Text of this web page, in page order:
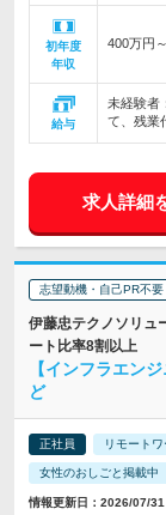
初年度
年収
400万円
給与
未経験者
て、残業
求人詳細
志望動機・自己PR不要
伊藤忠テクノソリュ
ート比率8割以上
【インフラエン
ど
正社員 リモート
女性のおしごと掲載中
情報更新日：2026/07/